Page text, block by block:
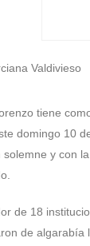
tiene
domingo 10
y con
de 18
de algarabía